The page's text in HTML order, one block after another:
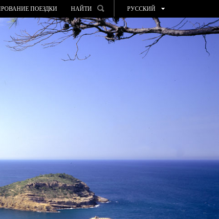
ПОЕЗДКИ НАЙТИ
РУССКИЙ
ESPAÑOL
VALENCIÀ
ENGLISH